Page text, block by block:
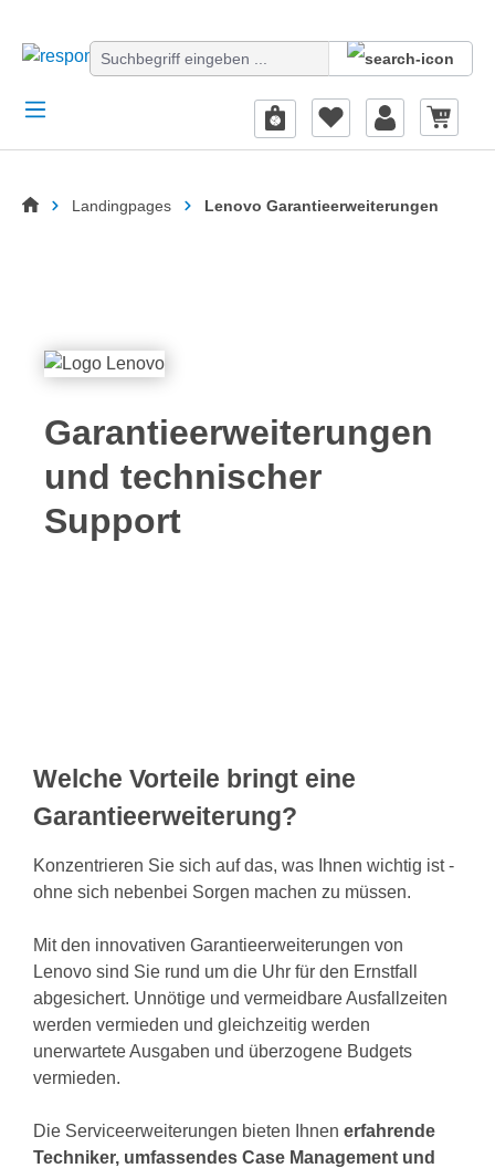
StartseiteLandingpages Lenovo Garantieerweiterungen
Garantieerweiterungen
und technischer
Support
Welche Vorteile bringt eine
Garantieerweiterung?
Konzentrieren Sie sich auf das, was Ihnen wichtig ist -
ohne sich nebenbei Sorgen machen zu müssen.
Mit den innovativen Garantieerweiterungen von
Lenovo sind Sie rund um die Uhr für den Ernstfall
abgesichert. Unnötige und vermeidbare Ausfallzeiten
werden vermieden und gleichzeitig werden
unerwartete Ausgaben und überzogene Budgets
vermieden.
Die Serviceerweiterungen bieten Ihnen erfahrende
Techniker, umfassendes Case Management und